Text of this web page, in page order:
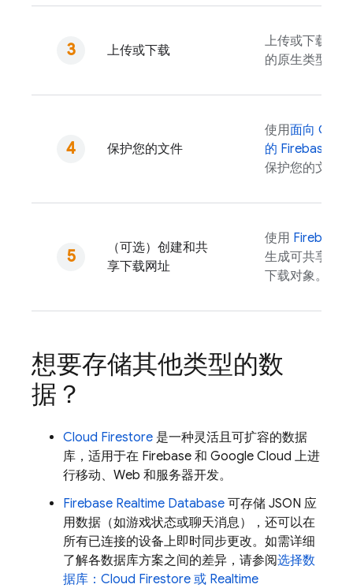
上传或下载
上传或下载为
的原生类型。
保护您的文件
使用面向
的 Firebase
保护您的文件。
（可选）创建和共
享下载网址
使用 Firebase
生成可共享的
下载对象。
想要存储其他类型的数
据？
Cloud Firestore 是一种灵活且可扩容的数据
库，适用于在 Firebase 和 Google Cloud 上进
行移动、Web 和服务器开发。
Firebase Realtime Database 可存储 JSON 应
用数据（如游戏状态或聊天消息），还可以在
所有已连接的设备上即时同步更改。如需详细
了解各数据库方案之间的差异，请参阅选择数
据库： Cloud Firestore 或 Realtime